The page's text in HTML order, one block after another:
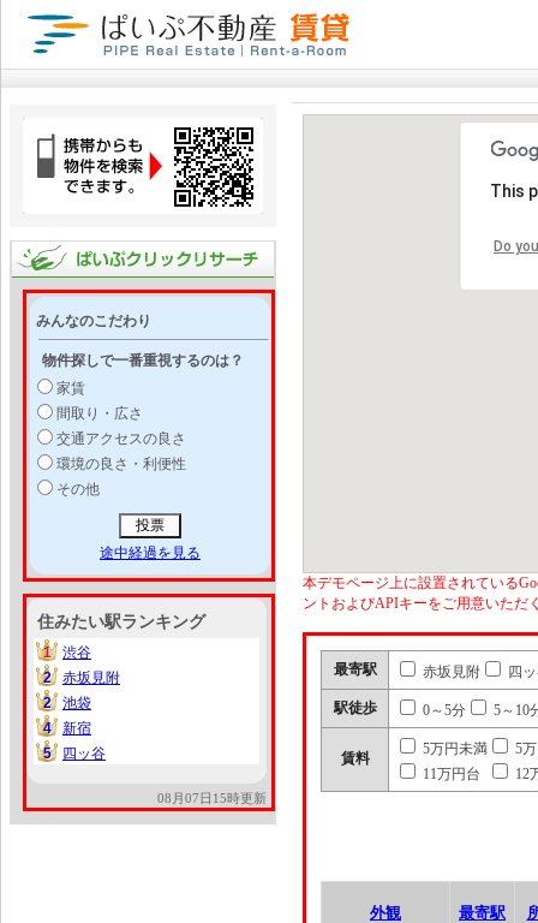
みんなのこだわり
物件探しで一番重視するのは？
家賃
間取り・広さ
交通アクセスの良さ
環境の良さ・利便性
その他
途中経過を見る
住みたい駅ランキング
1
1
渋谷
2
2
赤坂見附
2
2
池袋
4
4
新宿
5
5 四ッ谷
08月07日15時更新
This
Do
本デモページ上に設置されている
ントおよびAPIキーをご用意いただ
最寄駅 赤坂見附 四
駅徒歩 0～5分 5～10
賃料
5万円未満
5
11万円台
12
外観 最寄駅